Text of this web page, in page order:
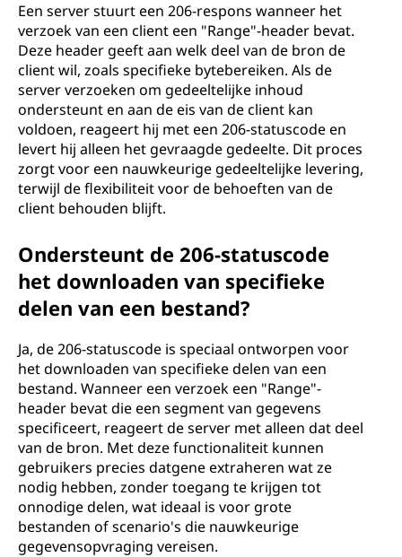
Een server stuurt een 206-respons wanneer het
verzoek van een client een "Range"-header bevat.
Deze header geeft aan welk deel van de bron de
client wil, zoals specifieke bytebereiken. Als de
server verzoeken om gedeeltelijke inhoud
ondersteunt en aan de eis van de client kan
voldoen, reageert hij met een 206-statuscode en
levert hij alleen het gevraagde gedeelte. Dit proces
zorgt voor een nauwkeurige gedeeltelijke levering,
terwijl de flexibiliteit voor de behoeften van de
client behouden blijft.
Ondersteunt de 206-statuscode
het downloaden van specifieke
delen van een bestand?
Ja, de 206-statuscode is speciaal ontworpen voor
het downloaden van specifieke delen van een
bestand. Wanneer een verzoek een "Range"-
header bevat die een segment van gegevens
specificeert, reageert de server met alleen dat deel
van de bron. Met deze functionaliteit kunnen
gebruikers precies datgene extraheren wat ze
nodig hebben, zonder toegang te krijgen tot
onnodige delen, wat ideaal is voor grote
bestanden of scenario's die nauwkeurige
gegevensopvraging vereisen.